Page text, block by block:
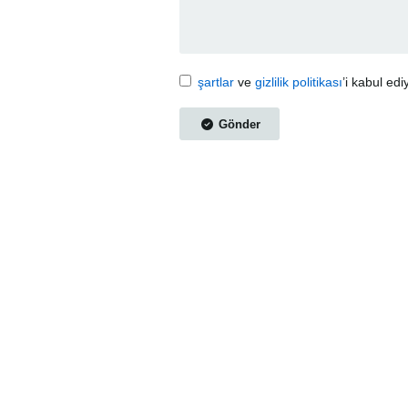
şartlar ve gizlilik politikası’i kabul
Gönder